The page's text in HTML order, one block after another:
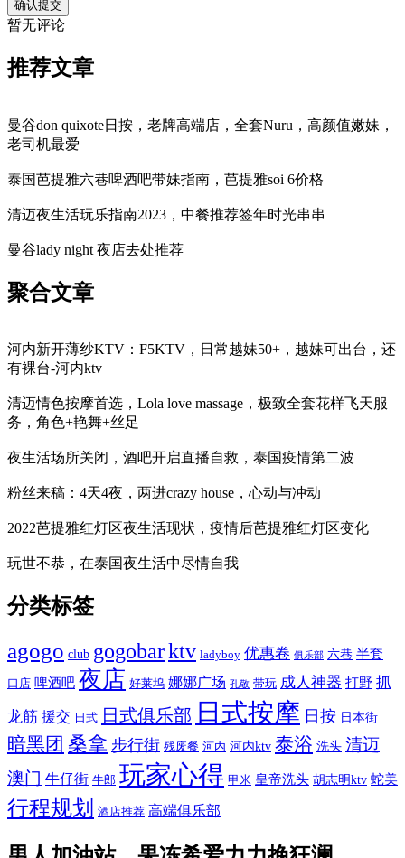
暂无评论
推荐文章
曼谷don quixote日按，老牌高端店，全套Nuru，高颜值嫩妹，
老司机最爱
泰国芭提雅六巷啤酒吧带妹指南，芭提雅soi 6价格
清迈夜生活玩乐指南2023，中餐推荐签年时光串串
曼谷lady night 夜店去处推荐
聚合文章
河内新开薄纱KTV：F5KTV，日常越妹50+，越妹可出台，还
有裸台-河内ktv
清迈情色按摩首选，Lola love massage，极致全套花样飞天服
务，角色+艳舞+丝足
夜生活场所关闭，酒吧开启直播自救，泰国疫情第二波
粉丝来稿：4天4夜，两进crazy house，心动与冲动
2022芭提雅红灯区夜生活现状，疫情后芭提雅红灯区变化
玩世不恭，在泰国夜生活中尽情自我
分类标签
agogo club gogobarktv ladyboy 优惠卷 俱乐部 六巷 半套
口店 啤酒吧 夜店 好莱坞 娜娜广场 孔敬 带玩 成人神器 打野 抓
龙筋 援交 日式 日式俱乐部 日式按摩 日按 日本街
暗黑团 桑拿 步行街 残废餐 河内 河内ktv 泰浴 洗头 清迈
澳门 牛仔街 牛郎 玩家心得 甲米 皇帝洗头 胡志明ktv 蛇美
行程规划 酒店推荐 高端俱乐部